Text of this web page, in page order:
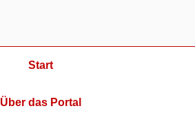
Start
Über das Portal